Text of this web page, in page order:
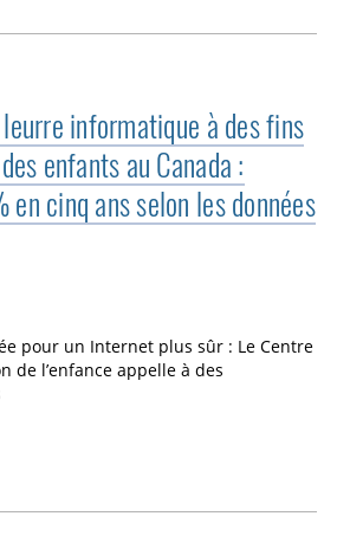
informatique à des fins
enfants au Canada :
en cinq ans selon les données
pour un Internet plus sûr : Le Centre
de l’enfance appelle à des